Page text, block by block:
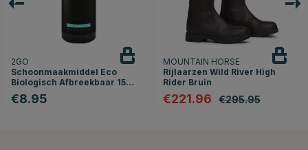
2GO
Schoonmaakmiddel Eco
Biologisch Afbreekbaar 150
ml
€8.95
MOUNTAIN HORSE
Rijlaarzen Wild River High
Rider Bruin
€221.96 €295.95